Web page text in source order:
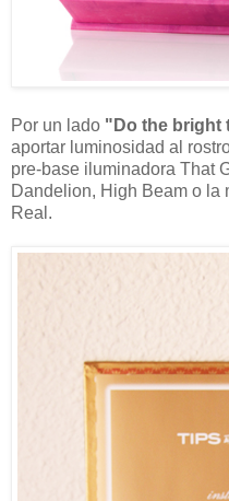
Por un lado "Do the bright
aportar luminosidad al
pre-base iluminadora That
Dandelion, High Beam o la
Real.